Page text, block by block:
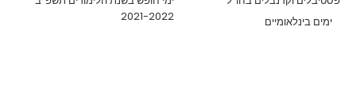
2021-2022
ימים בינלאומיים